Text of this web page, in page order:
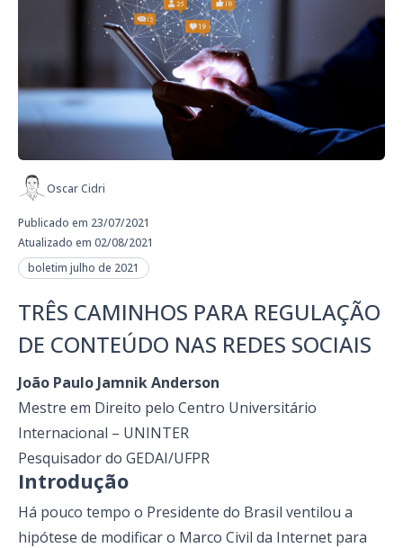
Oscar Cidri
Publicado em 23/07/2021
Atualizado em 02/08/2021
boletim julho de 2021
TRÊS CAMINHOS PARA REGULAÇÃO
DE CONTEÚDO NAS REDES SOCIAIS
João Paulo Jamnik Anderson
Mestre em Direito pelo Centro Universitário
Internacional – UNINTER
Pesquisador do GEDAI/UFPR
Introdução
Há pouco tempo o Presidente do Brasil ventilou a
hipótese de modificar o Marco Civil da Internet para